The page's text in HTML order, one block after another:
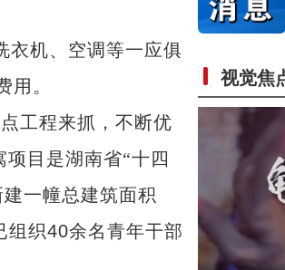
衣机、空调等一应俱
用。
工程来抓，不断优
目是湖南省“十四
一幢总建筑面积
组织40余名青年干部
视觉焦
阿克